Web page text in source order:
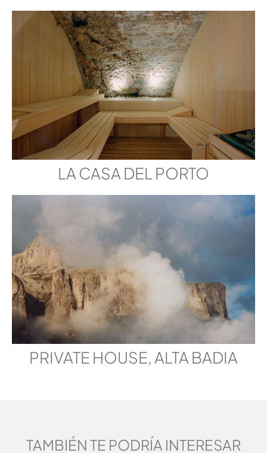
LA CASA DEL PORTO
PRIVATE HOUSE, ALTA BADIA
TAMBIÉN TE PODRÍA INTERESAR